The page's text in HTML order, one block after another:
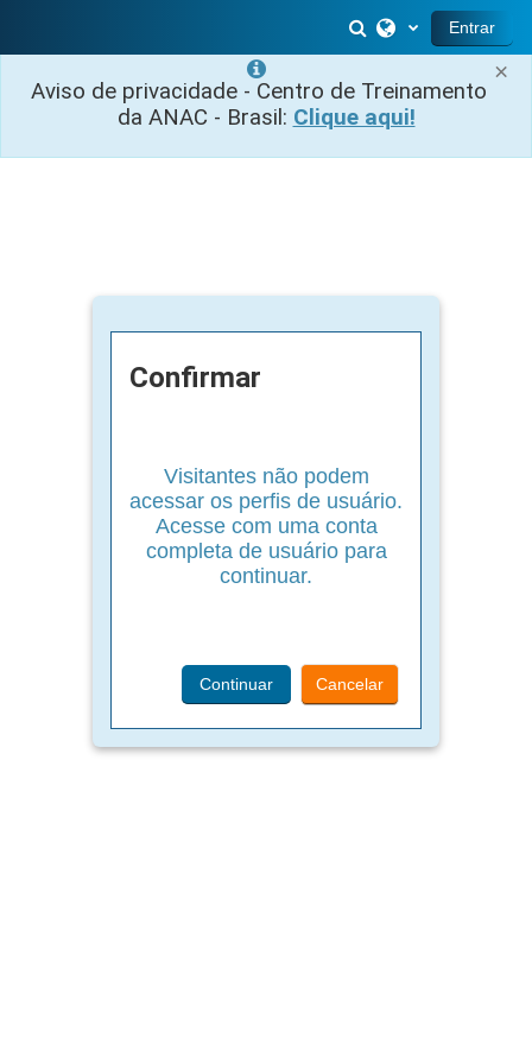
×
Aviso de privacidade - Centro de Treinamento
da ANAC - Brasil: Clique aqui!
Alternar entrada
Entrar
Confirmar
Visitantes não podem
acessar os perfis de usuário.
Acesse com uma conta
completa de usuário para
continuar.
Continuar Cancelar